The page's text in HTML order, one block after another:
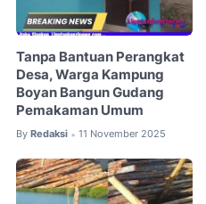
Tanpa Bantuan Perangkat
Desa, Warga Kampung
Boyan Bangun Gudang
Pemakaman Umum
By Redaksi • 11 November 2025